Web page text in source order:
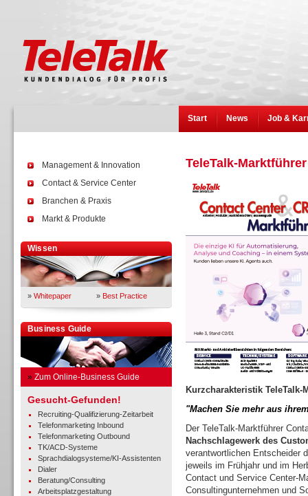
Start News Job &
Management & Innovation
Contact & Service Center
Branchen & Praxis
Markt & Produkte
Wissen
» Whitepaper » Best Practice
Business Guide
» Zum Online-Business Guide
Gesucht-Gefunden!
Recruiting-Qualifizierung-Zeitarbeit
Telefonmarketing Inbound
Telefonmarketing Outbound
TK/ACD-Systeme
Sprachdialogsysteme/KI-Assistenten
Dialer
Beratung/Consulting
Arbeitsplatzgestaltung
TeleTalk-
Kurzcharakteristik TeleTalk-
"Machen Sie mehr aus
Der TeleTalk-Marktführer
Nachschlagewerk des
verantwortlichen Entscheider
jeweils im Frühjahr und im
Contact und Service Center-
Consultingunternehmen und